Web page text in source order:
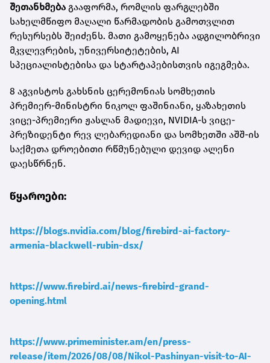
შეთანხმება გააფორმა, რომლის ფარგლებში
სახელმწიფო მაღალი წარმადობის გამოთვლით
რესურსებს შეიძენს. მათი გამოყენება ადგილობრივი
მკვლევრების, უნივერსიტეტების, AI
სპეციალისტებისა და სტარტაპებისთვის იგეგმება.
8 აგვისტოს გახსნის ცერემონიას სომხეთის
პრემიერ-მინისტრი ნიკოლ ფაშინიანი, ყაზახეთის
ვიცე-პრემიერი ჟასლან მადიევი, NVIDIA-ს ვიცე-
პრეზიდენტი რევ ლებარედიანი და სომხეთში აშშ-ის
საქმეთა დროებითი რწმუნებული დევიდ ალენი
დაესწრნენ.
წყაროები:
https://blogs.nvidia.com/blog/firebird-ai-factory-
armenia-blackwell-rubin-dsx/
https://www.firebird.ai/news-firebird-grand-
opening.html
https://www.primeminister.am/en/press-
release/item/2026/08/08/Nikol-Pashinyan-visit-to-AI-